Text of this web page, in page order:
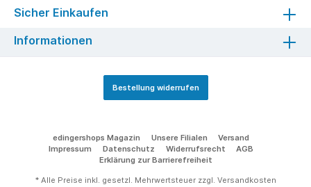
Sicher Einkaufen
Informationen
Bestellung widerrufen
edingershops Magazin Unsere Filialen
Versand
Impressum
Datenschutz Widerrufsrecht
AGB
Erklärung zur Barrierefreiheit
* Alle Preise inkl. gesetzl. Mehrwertsteuer zzgl. Versandkosten